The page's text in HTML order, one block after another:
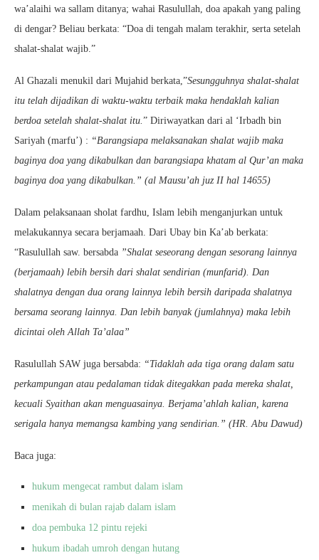
wa’alaihi wa sallam ditanya; wahai Rasulullah, doa apakah yang paling
di dengar? Beliau berkata: “Doa di tengah malam terakhir, serta setelah
shalat-shalat wajib.”
Al Ghazali menukil dari Mujahid berkata,”Sesungguhnya shalat-shalat
itu telah dijadikan di waktu-waktu terbaik maka hendaklah kalian
berdoa setelah shalat-shalat itu.” Diriwayatkan dari al ‘Irbadh bin
Sariyah (marfu’) : “Barangsiapa melaksanakan shalat wajib maka
baginya doa yang dikabulkan dan barangsiapa khatam al Qur’an maka
baginya doa yang dikabulkan.” (al Mausu’ah juz II hal 14655)
Dalam pelaksanaan sholat fardhu, Islam lebih menganjurkan untuk
melakukannya secara berjamaah. Dari Ubay bin Ka’ab berkata:
“Rasulullah saw. bersabda ”Shalat seseorang dengan sesorang lainnya
(berjamaah) lebih bersih dari shalat sendirian (munfarid). Dan
shalatnya dengan dua orang lainnya lebih bersih daripada shalatnya
bersama seorang lainnya. Dan lebih banyak (jumlahnya) maka lebih
dicintai oleh Allah Ta’alaa”
Rasulullah SAW juga bersabda: “Tidaklah ada tiga orang dalam satu
perkampungan atau pedalaman tidak ditegakkan pada mereka shalat,
kecuali Syaithan akan menguasainya. Berjama’ahlah kalian, karena
serigala hanya memangsa kambing yang sendirian.” (HR. Abu Dawud)
Baca juga:
hukum mengecat rambut dalam islam
menikah di bulan rajab dalam islam
doa pembuka 12 pintu rejeki
hukum ibadah umroh dengan hutang